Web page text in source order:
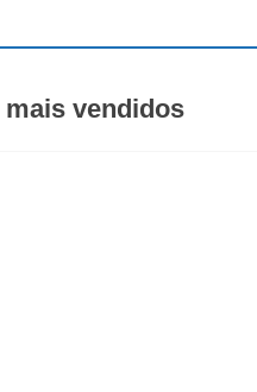
mais vendidos